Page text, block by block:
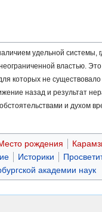
удельной
властью.
которых не
назад и результат
и духом
рождения
Историки
академии наук